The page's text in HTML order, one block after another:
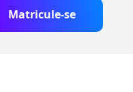
Matricule-se